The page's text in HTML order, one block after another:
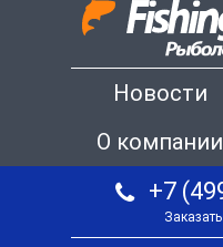
Новости
О компании
+7